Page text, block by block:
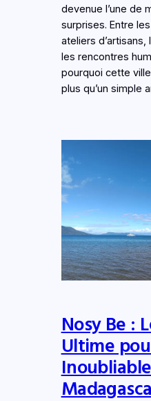
devenue l’une de
surprises. Entre
ateliers d’artisans,
les rencontres
pourquoi cette
plus qu’un simple
Nosy Be :
Ultime